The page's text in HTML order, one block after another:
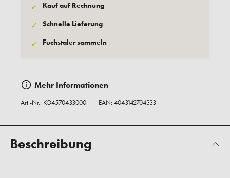
✓ Kauf auf Rechnung
✓ Schnelle Lieferung
✓ Fuchstaler sammeln
Mehr Informationen
Art.-Nr.: KO4570433000 EAN: 4043142704333
Beschreibung